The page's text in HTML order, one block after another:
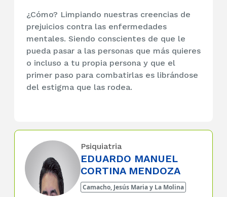
¿Cómo? Limpiando nuestras creencias de
prejuicios contra las enfermedades
mentales. Siendo conscientes de que le
pueda pasar a las personas que más quieres
o incluso a tu propia persona y que el
primer paso para combatirlas es librándose
del estigma que las rodea.
Psiquiatria
EDUARDO MANUEL
CORTINA MENDOZA
Camacho, Jesús Maria y La Molina